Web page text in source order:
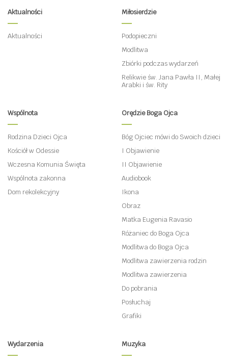
Aktualności
Aktualności
Miłosierdzie
Podopieczni
Modlitwa
Zbiórki podczas wydarzeń
Relikwie św. Jana Pawła II, Małej
Arabki i św. Rity
Wspólnota
Rodzina Dzieci Ojca
Kościół w Odessie
Wczesna Komunia Święta
Wspólnota zakonna
Dom rekolekcyjny
Orędzie Boga Ojca
Bóg Ojciec mówi do Swoich dzieci
I Objawienie
II Objawienie
Audiobook
Ikona
Obraz
Matka Eugenia Ravasio
Różaniec do Boga Ojca
Modlitwa do Boga Ojca
Modlitwa zawierzenia rodzin
Modlitwa zawierzenia
Do pobrania
Posłuchaj
Grafiki
Wydarzenia Muzyka